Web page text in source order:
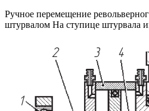
Ручное перемещение
штурвалом На ступице штурвала